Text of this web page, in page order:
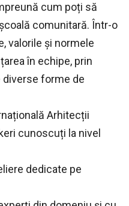
cum poți să
comunitară. Într-o
valorile și normele
în echipe, prin
diverse forme de
Arhitecții
cunoscuți la nivel
dedicate pe